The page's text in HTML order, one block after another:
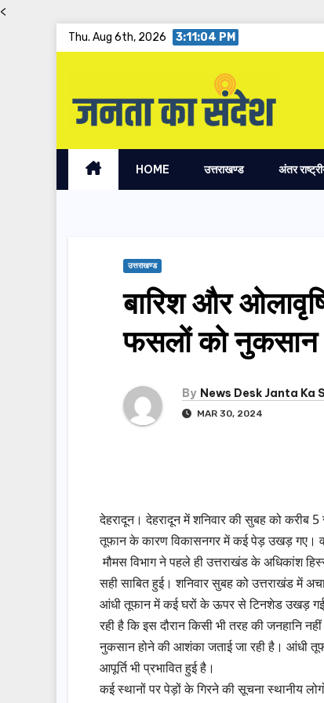
<
Thu. Aug 6th, 2026 3:11:05 PM
HOME उत्तराखण्ड अंतर
उत्तराखण्ड
बारिश और
फसलों को नुकसान
By News Desk Janta Ka
MAR 30, 2024
देहरादून। देहरादून में शनिवार की सुबह को करीब
तूफान के कारण विकासनगर में कई पेड़ उखड़ गए।
मौमस विभाग ने पहले ही उत्तराखंड के अधिकांश
सही साबित हुई। शनिवार सुबह को उत्तराखंड में
आंधी तूफान में कई घरों के ऊपर से टिनशेड उखड़
रही है कि इस दौरान किसी भी तरह की जनहानि
नुकसान होने की आशंका जताई जा रही है। आंधी
आपूर्ति भी प्रभावित हुई है।
कई स्थानों पर पेड़ों के गिरने की सूचना स्थानीय